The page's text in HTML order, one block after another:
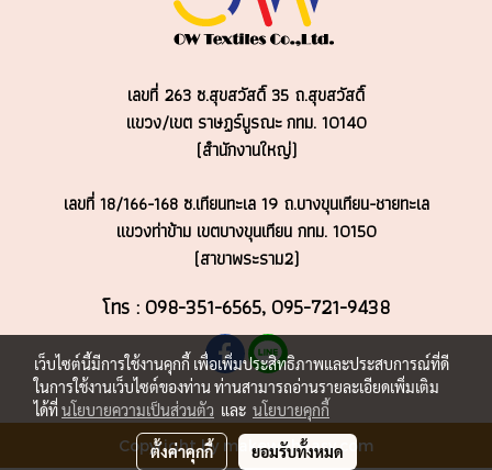
เลขที่ 263 ซ.สุขสวัสดิ์ 35 ถ.สุขสวัสดิ์
แขวง/เขต ราษฏร์บูรณะกทม. 10140
(สำนักงานใหญ่)
เลขที่ 18/166-168 ซ.เทียนทะเล 19 ถ.บางขุนเทียน-ชายทะเล
แขวงท่าข้าม เขตบางขุนเทียน กทม. 10150
(สาขาพระราม2)
โทร : 098-351-6565, 095-721-9438
Copyright by makewebeasy.com
เว็บไซต์นี้มีการใช้งานคุกกี้ เพื่อเพิ่มประสิทธิภาพและประสบการณ์ที่ดี
ในการใช้งานเว็บไซต์ของท่าน ท่านสามารถอ่านรายละเอียดเพิ่มเติม
ได้ที่นโยบายความเป็นส่วนตัว และ นโยบายคุกกี้
ตั้งค่าคุกกี้ ยอมรับทั้งหมด